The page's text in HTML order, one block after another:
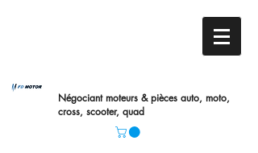
Négociant moteurs & pièces auto, moto,
cross, scooter, quad